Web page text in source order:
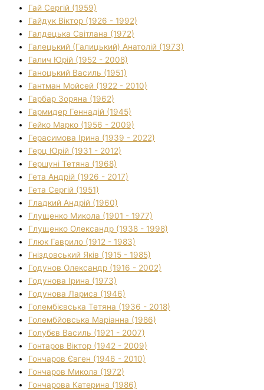
Гай Сергій (1959)
Гайдук Віктор (1926 - 1992)
Галдецька Світлана (1972)
Галецький (Галицький) Анатолій (1973)
Галич Юрій (1952 - 2008)
Ганоцький Василь (1951)
Гантман Мойсей (1922 - 2010)
Гарбар Зоряна (1962)
Гармидер Геннадій (1945)
Гейко Марко (1956 - 2009)
Герасимова Ірина (1939 - 2022)
Герц Юрій (1931 - 2012)
Гершуні Тетяна (1968)
Гета Андрій (1926 - 2017)
Гета Сергій (1951)
Гладкий Андрій (1960)
Глущенко Микола (1901 - 1977)
Глущенко Олександр (1938 - 1998)
Глюк Гаврило (1912 - 1983)
Гніздовський Яків (1915 - 1985)
Годунов Олександр (1916 - 2002)
Годунова Ірина (1973)
Годунова Лариса (1946)
Голембієвська Тетяна (1936 - 2018)
Голембйовська Маріанна (1986)
Голубєв Василь (1921 - 2007)
Гонтаров Віктор (1942 - 2009)
Гончаров Євген (1946 - 2010)
Гончаров Микола (1972)
Гончарова Катерина (1986)